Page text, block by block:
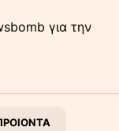
για την